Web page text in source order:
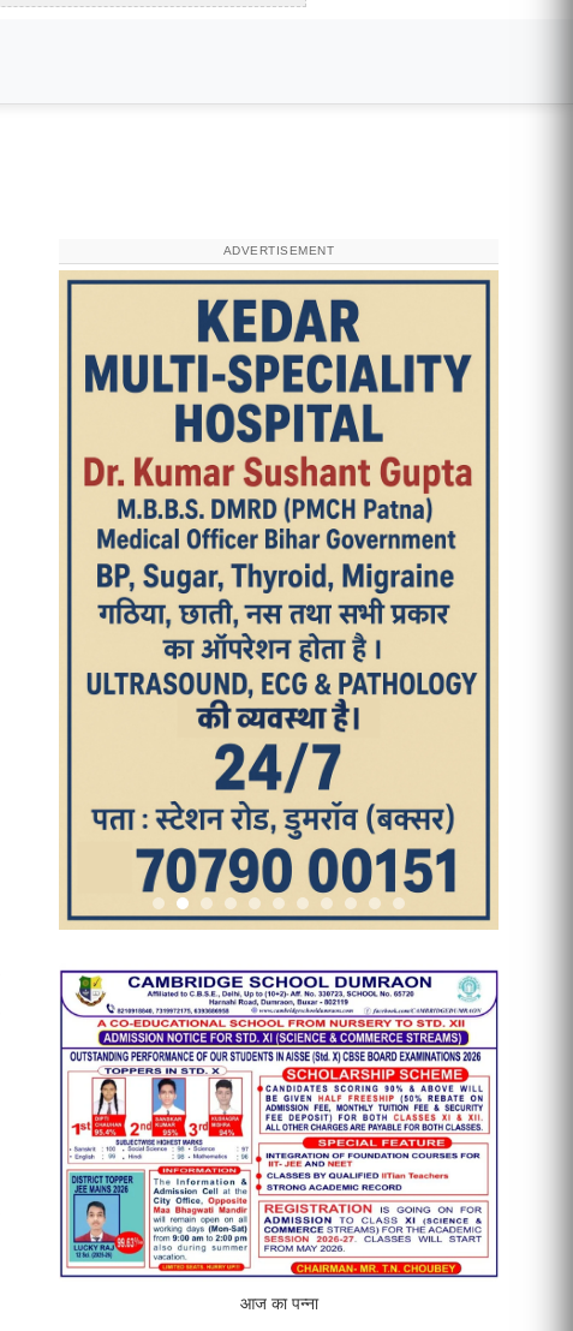
ADVERTISEMENT
आज का पन्ना
TRENDING POSTS
धरती को बचाने एवं अंगदान करने के संकल्प
के साथ पदयात्रा का हुआ विराम
2
‘एक पेड़ मां के नाम’ अभियान के तहत मध्य
विद्यालय नाथनगर 01 में हुआ पौधारोपण
3
भारत 1947 बनाम भारत 2047 विषय पर
पेंटिंग प्रतियोगिता आयोजित, विद्यार्थियों ने
उकेरा विकसित भारत का सपना
विद्यालय को गोद लेकर बच्चों के उज्ज्वल